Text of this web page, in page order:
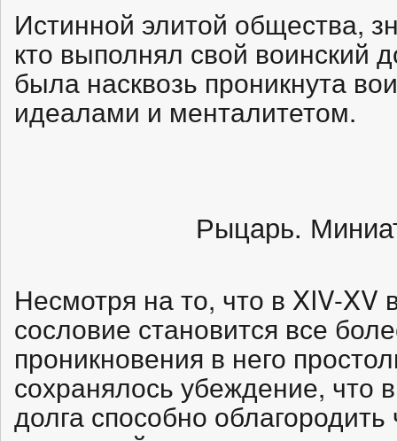
Истинной элитой общества,
кто выполнял свой воинский
была насквозь проникнута
идеалами и менталитетом.
Рыцарь.
Несмотря на то, что в XIV-XV
сословие становится все
проникновения в него
сохранялось убеждение, что
долга способно